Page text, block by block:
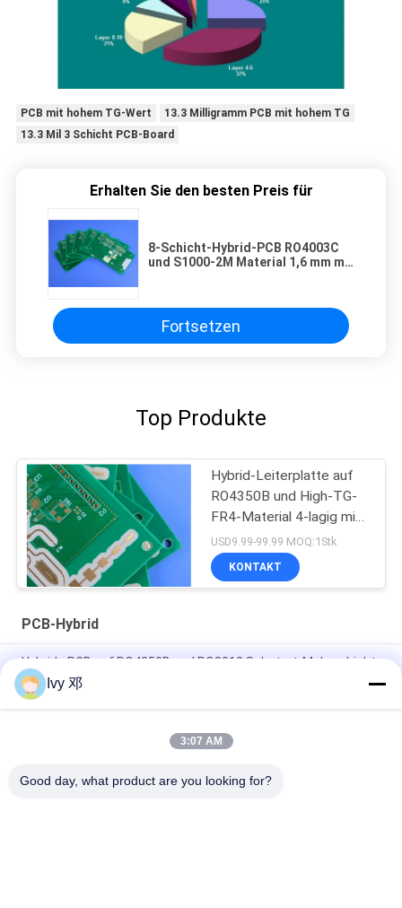
PCB mit hohem TG-Wert
13.3 Milligramm PCB mit hohem TG
13.3 Mil 3 Schicht PCB-Board
Erhalten Sie den besten Preis für
8-Schicht-Hybrid-PCB RO4003C
und S1000-2M Material 1,6 mm mit
Fortsetzen
Top Produkte
Hybrid-Leiterplatte auf
RO4350B und High-TG-
FR4-Material 4-lagig mit
vergrabenen Vias
USD9.99-99.99 MOQ:1Stk
KONTAKT
PCB-Hybrid
Hybride PCB auf RO4350B und RO3010 Substrat-Mehrschicht-
Leiterplatte
8-Schicht-Hybrid-PCB RO4003C und S1000-2M Material 1,6
Ivy 邓
3:07 AM
Good day, what product are you looking for?